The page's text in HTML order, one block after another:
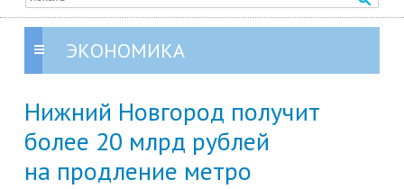
ЭКОНОМИКА
Нижний Новгород получит
более 20 млрд рублей
на продление метро